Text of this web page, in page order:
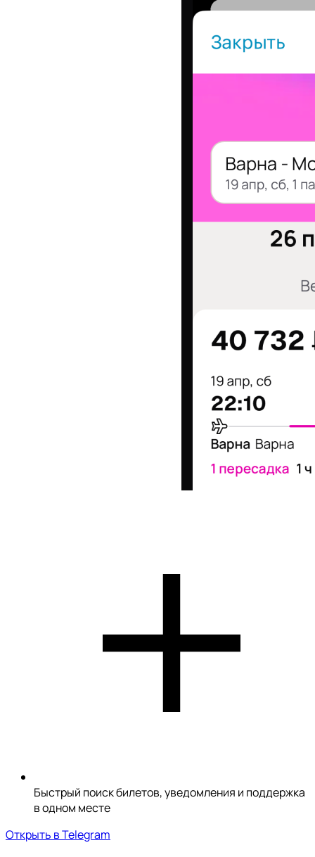
Быстрый поиск билетов, уведомления и поддержка
в одном месте
Открыть в Telegram